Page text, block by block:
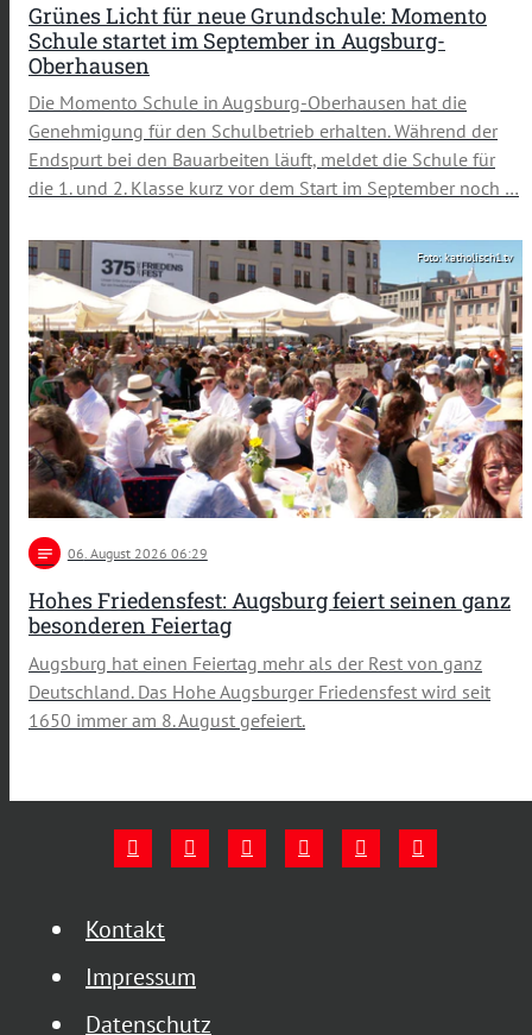
Grünes Licht für neue Grundschule: Momento
Schule startet im September in Augsburg-
Oberhausen
Die Momento Schule in Augsburg-Oberhausen hat die
Genehmigung für den Schulbetrieb erhalten. Während der
Endspurt bei den Bauarbeiten läuft, meldet die Schule für
die 1. und 2. Klasse kurz vor dem Start im September noch …
Foto: katholisch1.tv
notes 06 . August 2026 06:29
Hohes Friedensfest: Augsburg feiert seinen ganz
besonderen Feiertag
Augsburg hat einen Feiertag mehr als der Rest von ganz
Deutschland. Das Hohe Augsburger Friedensfest wird seit
1650 immer am 8. August gefeiert.
Kontakt
Impressum
Datenschutz